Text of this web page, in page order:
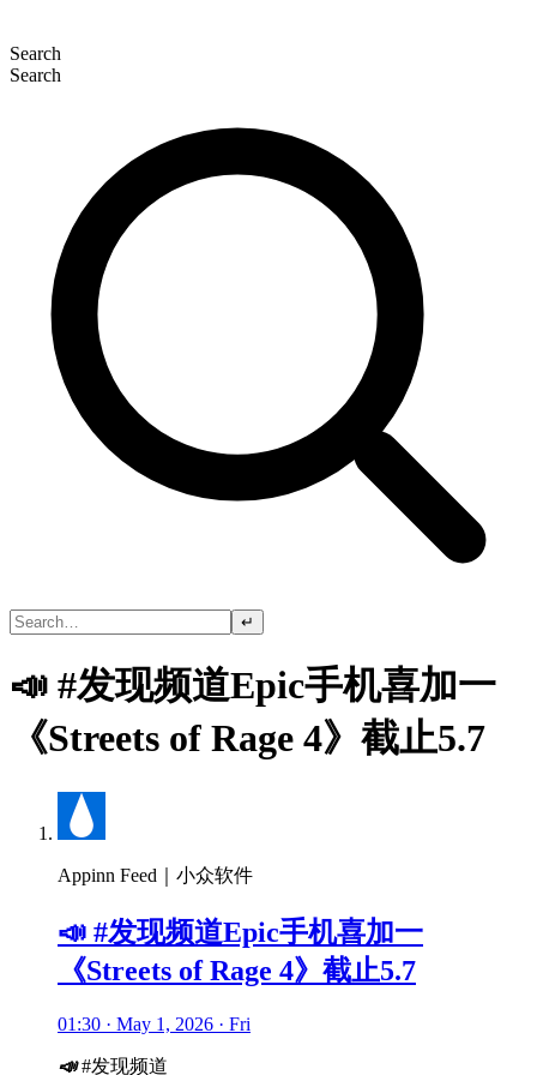
Search
Search
↵
📣 #发现频道Epic手机喜加一
《Streets of Rage 4》截止5.7
Appinn Feed｜小众软件
📣 #发现频道Epic手机喜加一
《Streets of Rage 4》截止5.7
01:30 · May 1, 2026 · Fri
📣#发现频道